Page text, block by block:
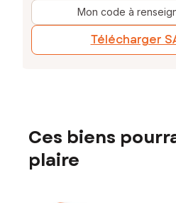
Mon code à
Télécharger
Ces biens
plaire